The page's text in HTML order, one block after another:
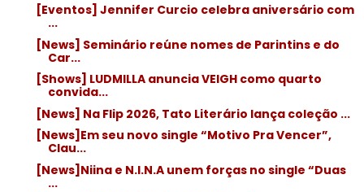
[Eventos] Jennifer Curcio celebra aniversário com
...
[News] Seminário reúne nomes de Parintins e do
Car...
[Shows] LUDMILLA anuncia VEIGH como quarto
convida...
[News] Na Flip 2026, Tato Literário lança coleção ...
[News]Em seu novo single “Motivo Pra Vencer”,
Clau...
[News]Niina e N.I.N.A unem forças no single “Duas
...